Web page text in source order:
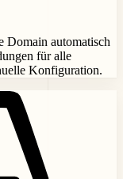
Domain automatisch
für alle
Konfiguration.